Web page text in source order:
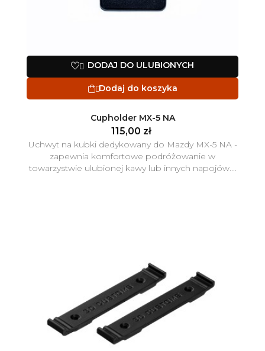
 DODAJ DO ULUBIONYCH
Dodaj do koszyka
Cupholder MX-5 NA
115,00 zł
Uchwyt na kubki dedykowany do Mazdy MX-5 NA -
zapewnia komfortowe podróżowanie w
towarzystwie ulubionej kawy lub innych napojów....